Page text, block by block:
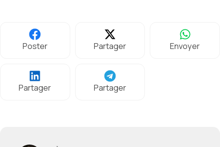
Poster Partager Envoyer
Partager Partager